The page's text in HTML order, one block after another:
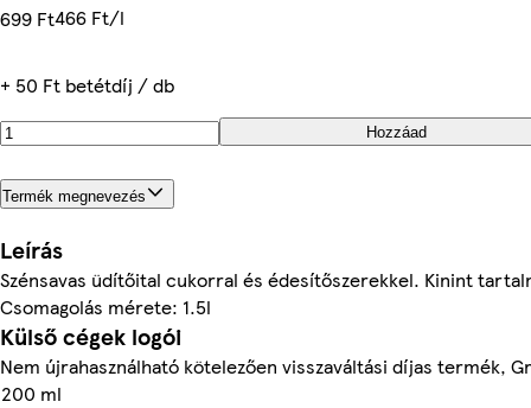
699 Ft466 Ft/l
+ 50 Ft betétdíj / db
Hozzáad
Termék megnevezés
Leírás
Szénsavas üdítőital cukorral és édesítőszerekkel. Kinint
Csomagolás mérete: 1.5l
Külső cégek logói
Nem újrahasználható kötelezően visszaváltási díjas termék,
200 ml